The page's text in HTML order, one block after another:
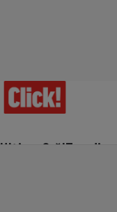
Ultima Oră!Trending